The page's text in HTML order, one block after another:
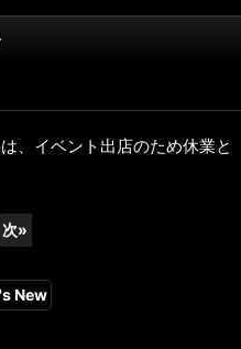
、イベント出店のため休業と
次»
New